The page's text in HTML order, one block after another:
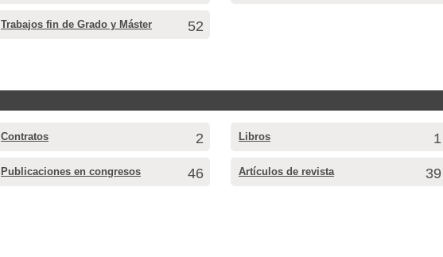
Trabajos fin de Grado y Máster 52
Contratos 2 Libros 1
Publicaciones en congresos 46 Artículos de revista 39